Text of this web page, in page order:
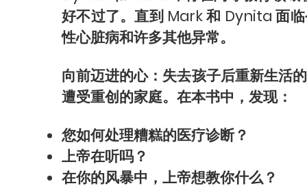
好不过了。直到 Mark 和 Dynita 面
性心脏病和许多其他异常。
向前迈进的心：失去孩子后重新生活
遭受重创的家庭。在本书中，发现：
您如何处理糟糕的医疗诊断？
上帝在听吗？
在你的风暴中，上帝想教你什么？